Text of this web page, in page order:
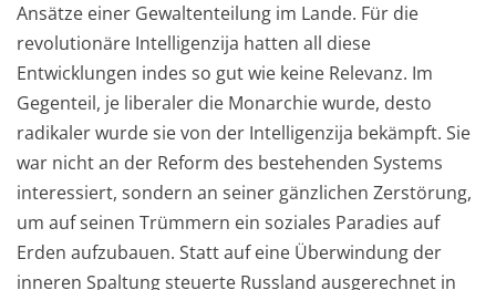
Ansätze einer Gewaltenteilung im Lande. Für die
revolutionäre Intelligenzija hatten all diese
Entwicklungen indes so gut wie keine Relevanz. Im
Gegenteil, je liberaler die Monarchie wurde, desto
radikaler wurde sie von der Intelligenzija bekämpft. Sie
war nicht an der Reform des bestehenden Systems
interessiert, sondern an seiner gänzlichen Zerstörung,
um auf seinen Trümmern ein soziales Paradies auf
Erden aufzubauen. Statt auf eine Überwindung der
inneren Spaltung steuerte Russland ausgerechnet in